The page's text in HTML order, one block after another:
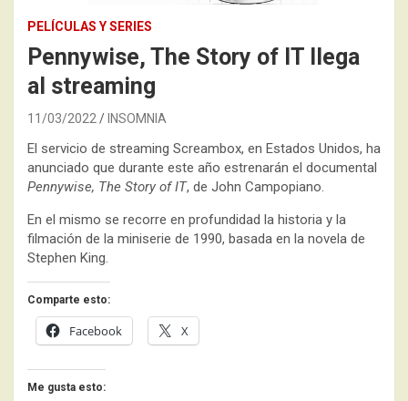
PELÍCULAS Y SERIES
Pennywise, The Story of IT llega
al streaming
11/03/2022 INSOMNIA
El servicio de streaming Screambox, en Estados Unidos, ha
anunciado que durante este año estrenarán el documental
Pennywise, The Story of IT, de John Campopiano.
En el mismo se recorre en profundidad la historia y la
filmación de la miniserie de 1990, basada en la novela de
Stephen King.
Comparte esto:
Facebook X
Me gusta esto: